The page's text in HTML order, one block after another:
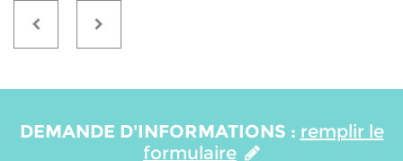
DEMANDE D'INFORMATIONS : remplir le
formulaire